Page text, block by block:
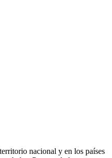
nacional y en los países